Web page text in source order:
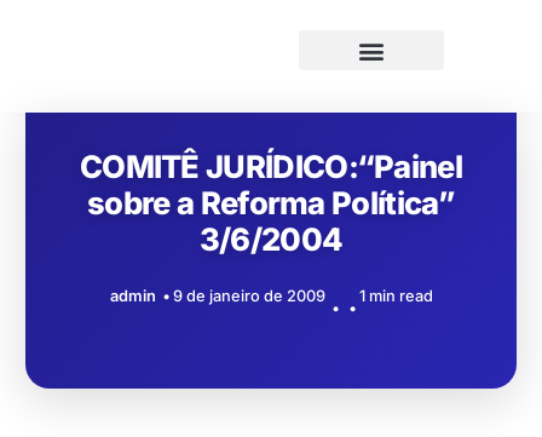
COMITÊ JURÍDICO:“Painel
sobre a Reforma Política”
3/6/2004
admin 9 de janeiro de 2009 1 min read